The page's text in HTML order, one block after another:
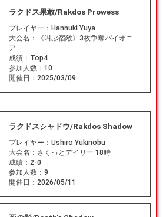
ラクドス果敢/Rakdos Prowess
プレイヤー： Hannuki Yuya
大会名：
《叫ぶ宿敵》3枚争奪パイオニ
ア
成績： Top4
参加人数： 10
開催日： 2025/03/09
ラクドスシャドウ/Rakdos Shadow
プレイヤー： Ushiro Yukinobu
大会名： さくっとデイリー 18時
成績： 2-0
参加人数： 9
開催日： 2026/05/11